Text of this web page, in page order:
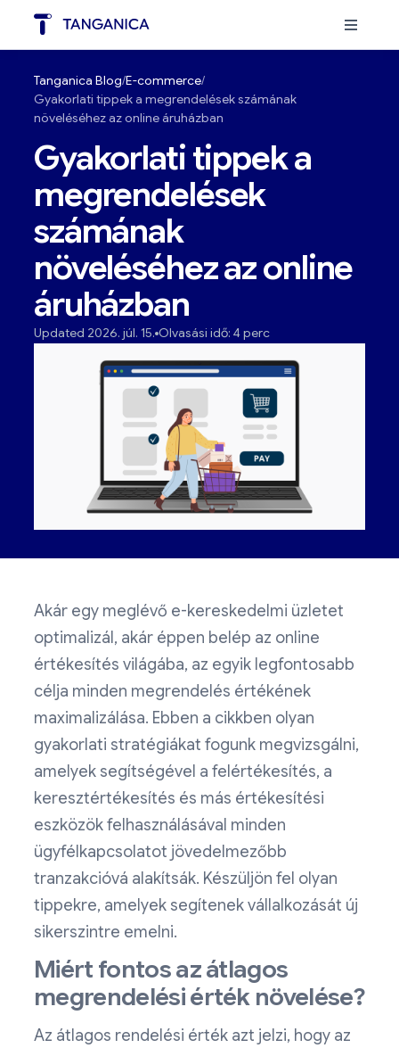
Tanganica Blog E-commerce
Gyakorlati tippek a megrendelések számának
növeléséhez az online áruházban
Gyakorlati tippek a
megrendelések
számának
növeléséhez az online
áruházban
Updated 2026. júl. 15. Olvasási idő: 4 perc
Akár egy meglévő e-kereskedelmi üzletet
optimalizál, akár éppen belép az online
értékesítés világába, az egyik legfontosabb
célja minden megrendelés értékének
maximalizálása. Ebben a cikkben olyan
gyakorlati stratégiákat fogunk megvizsgálni,
amelyek segítségével a felértékesítés, a
keresztértékesítés és más értékesítési
eszközök felhasználásával minden
ügyfélkapcsolatot jövedelmezőbb
tranzakcióvá alakítsák. Készüljön fel olyan
tippekre, amelyek segítenek vállalkozását új
sikerszintre emelni.
Miért fontos az átlagos
megrendelési érték növelése?
Az átlagos rendelési érték azt jelzi, hogy az